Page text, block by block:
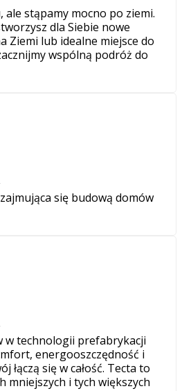
ale stąpamy mocno po ziemi.
dla Siebie nowe
Ziemi lub idealne miejsce do
wspólną podróż do
się budową domów
w technologii prefabrykacji
energooszczędność i
łączą się w całość. Tecta to
mniejszych i tych większych